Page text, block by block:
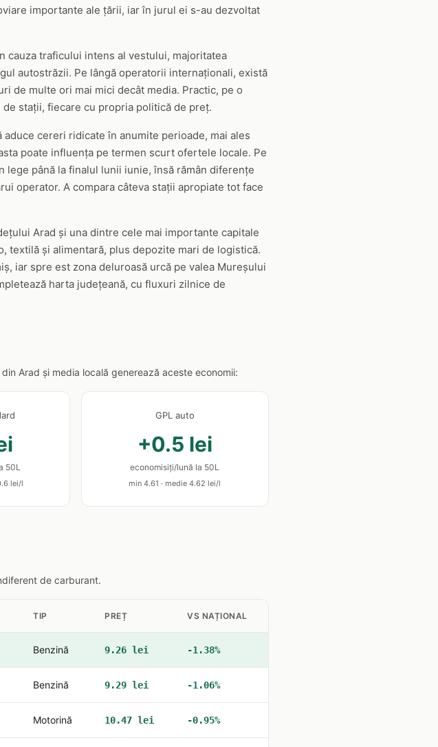
importante ale țării, iar în jurul ei s-au dezvoltat
cauza traficului intens al vestului, majoritatea
autostrăzii. Pe lângă operatorii internaționali, există
de multe ori mai mici decât media. Practic, pe o
stații, fiecare cu propria politică de preț.
cereri ridicate în anumite perioade, mai ales
poate influența pe termen scurt ofertele locale. Pe
lege până la finalul lunii iunie, însă rămân diferențe
operator. A compara câteva stații apropiate tot face
Arad și una dintre cele mai importante capitale
textilă și alimentară, plus depozite mari de logistică.
iar spre est zona deluroasă urcă pe valea Mureșului
harta județeană, cu fluxuri zilnice de
Arad și media locală generează aceste economii:
50L
lei/l
GPL auto
+0.5 lei
economisiți/lună la 50L
min 4.61 · medie 4.62 lei/l
de carburant.
TIP PREȚ VS NAȚIONAL
Benzină 9.26 lei -1.38%
Benzină 9.29 lei -1.06%
Motorină 10.47 lei -0.95%